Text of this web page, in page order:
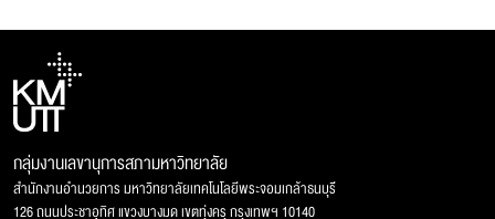
กลุ่มงานเลขานุการสภามหาวิทยาลัย
สำนักงานอำนวยการ มหาวิทยาลัยเทคโนโลยีพระจอมเกล้าธนบุรี
126 ถนนประชาอุทิศ แขวงบางมด เขตทุ่งครุ กรุงเทพฯ 10140